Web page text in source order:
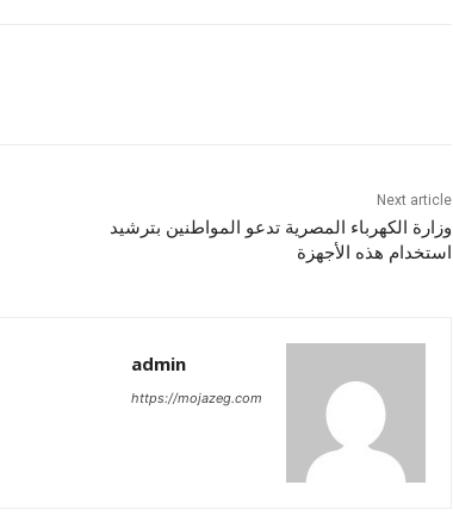
Next article
وزارة الكهرباء المصرية تدعو المواطنين بترشيد
استخدام هذه الأجهزة
admin
https://mojazeg.com